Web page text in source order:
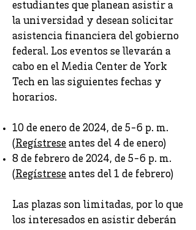
estudiantes que planean asistir a
la universidad y desean solicitar
asistencia financiera del gobierno
federal. Los eventos se llevarán a
cabo en el Media Center de York
Tech en las siguientes fechas y
horarios.
10 de enero de 2024, de 5-6 p. m.
(Regístrese antes del 4 de enero)
8 de febrero de 2024, de 5-6 p. m.
(Regístrese antes del 1 de febrero)
Las plazas son limitadas, por lo que
los interesados en asistir deberán